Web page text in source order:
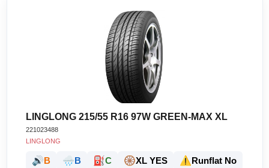
LINGLONG 215/55 R16 97W GREEN-MAX XL
221023488
LINGLONG
🔊B 🌧️B ⛽C 🛞XL YES ⚠️Runflat No